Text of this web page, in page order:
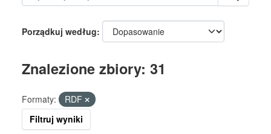
Porządkuj według
Znalezione zbiory: 31
Formaty:
RDF
Filtruj wyniki